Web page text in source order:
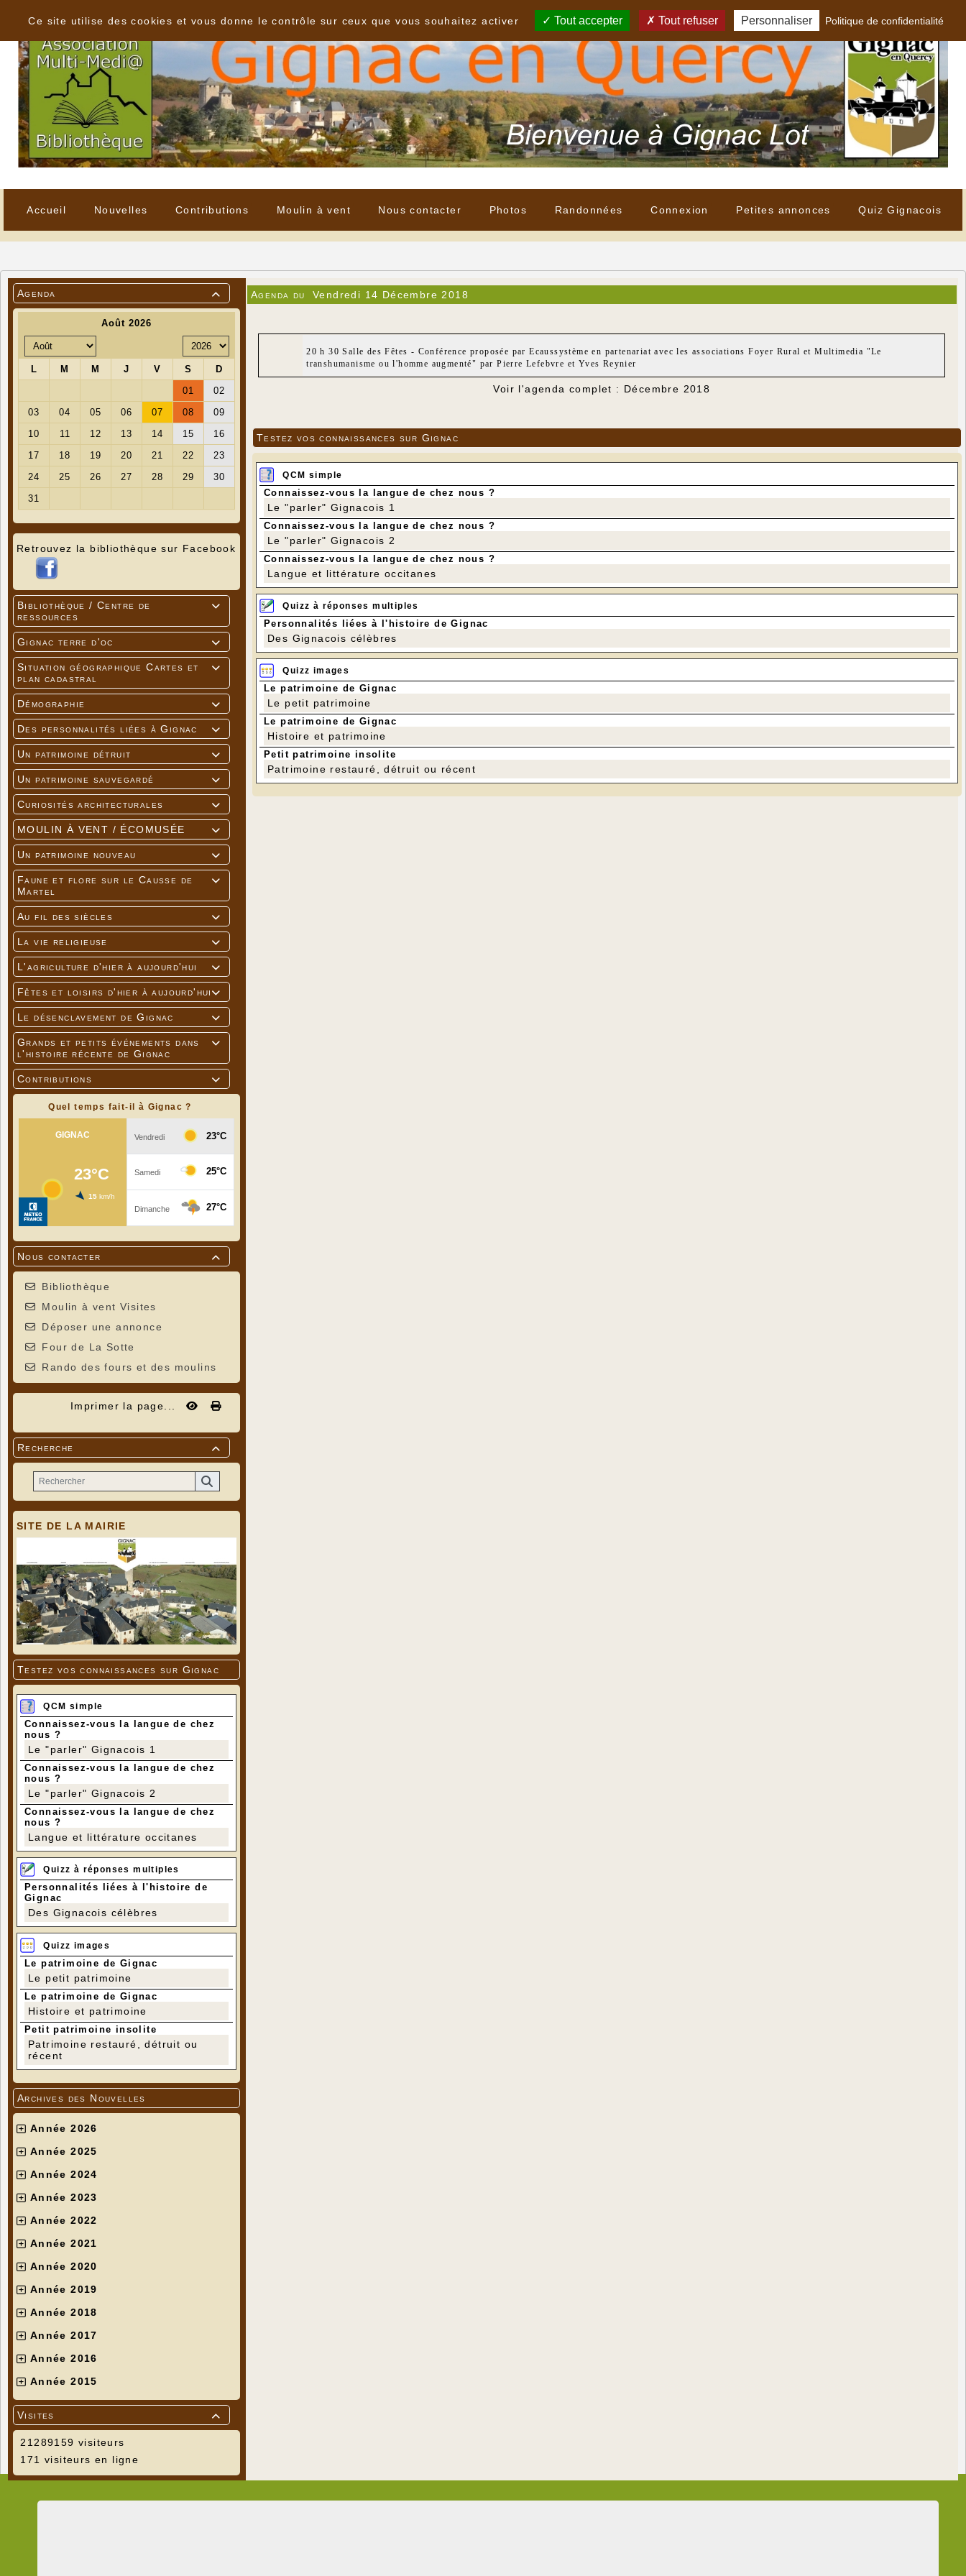
Accueil Nouvelles Contributions Moulin à vent Nous contacter Photos Randonnées Connexion Petites annonces Quiz Gignacois

Agenda
Retrouvez la bibliothèque sur Facebook

Bibliothèque / Centre de
ressources

Gignac terre d'oc

Situation géographique Cartes et
plan cadastral

Démographie

Des personnalités liées à Gignac

Un patrimoine détruit

Un patrimoine sauvegardé

Curiosités architecturales

MOULIN À VENT / ÉCOMUSÉE

Un patrimoine nouveau

Faune et flore sur le Causse de
Martel

Au fil des siècles

La vie religieuse

L'agriculture d'hier à aujourd'hui

Fêtes et loisirs d'hier à aujourd'hui

Le désenclavement de Gignac

Grands et petits événements dans
l'histoire récente de Gignac

Contributions
Quel temps fait-il à Gignac ?

Nous contacter
Bibliothèque
Moulin à vent Visites
Déposer une annonce
Four de La Sotte
Rando des fours et des moulins
Imprimer la page...

Recherche
SITE DE LA MAIRIE
Testez vos connaissances sur Gignac
QCM simple
Connaissez-vous la langue de chez
nous ?
Le "parler" Gignacois 1
Connaissez-vous la langue de chez
nous ?
Le "parler" Gignacois 2
Connaissez-vous la langue de chez
nous ?
Langue et littérature occitanes
Quizz à réponses multiples
Personnalités liées à l'histoire de
Gignac
Des Gignacois célèbres
Quizz images
Le patrimoine de Gignac
Le petit patrimoine
Le patrimoine de Gignac
Histoire et patrimoine
Petit patrimoine insolite
Patrimoine restauré, détruit ou
récent
Archives des Nouvelles
Année 2026
Année 2025
Année 2024
Année 2023
Année 2022
Année 2021
Année 2020
Année 2019
Année 2018
Année 2017
Année 2016
Année 2015

Visites
21289159 visiteurs
171 visiteurs en ligne
Agenda du Vendredi 14 Décembre 2018
20 h 30 Salle des Fêtes - Conférence proposée par Ecaussystème en partenariat avec les associations Foyer Rural et Multimedia "Le
transhumanisme ou l'homme augmenté" par Pierre Lefebvre et Yves Reynier
Voir l'agenda complet : Décembre 2018
Testez vos connaissances sur Gignac
QCM simple
Connaissez-vous la langue de chez nous ?
Le "parler" Gignacois 1
Connaissez-vous la langue de chez nous ?
Le "parler" Gignacois 2
Connaissez-vous la langue de chez nous ?
Langue et littérature occitanes
Quizz à réponses multiples
Personnalités liées à l'histoire de Gignac
Des Gignacois célèbres
Quizz images
Le patrimoine de Gignac
Le petit patrimoine
Le patrimoine de Gignac
Histoire et patrimoine
Petit patrimoine insolite
Patrimoine restauré, détruit ou récent
Ce site utilise des cookies et vous donne le contrôle sur ceux que vous souhaitez activer
Tout accepter Tout refuser Personnaliser Politique de confidentialité